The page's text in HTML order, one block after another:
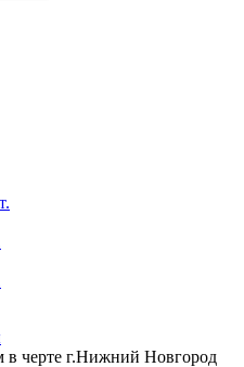
в черте г.Нижний Новгород